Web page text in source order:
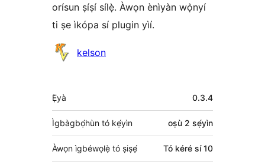
orísun ṣíṣí sílẹ̀. Àwọn ènìyàn wọ̀nyí
ti ṣe ìkópa sí plugin yìí.
Àwọn kelson
Àkójọpọ̀
Meta
Ẹ̀yà 0.3.4
Ìgbàgbọ́hùn tó kẹ́yìn oṣù 2 sẹ́yìn
Àwọn ìgbéwọlẹ̀ tó ṣiṣẹ́ Tó kéré sí 10